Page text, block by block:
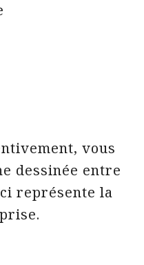
vous
dessinée entre
ci représente la